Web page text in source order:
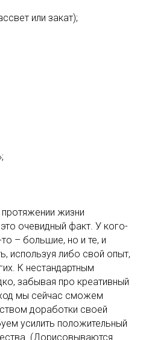
или закат);
жизни
очевидный факт. У кого-
– большие, но и те, и
используя либо свой опыт,
К нестандартным
забывая про креативный
мы сейчас сможем
доработки своей
усилить положительный
(Дорисовываются